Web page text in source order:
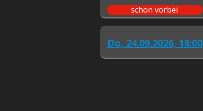
schon vorbei
Do, 24.09.2026, 18:00